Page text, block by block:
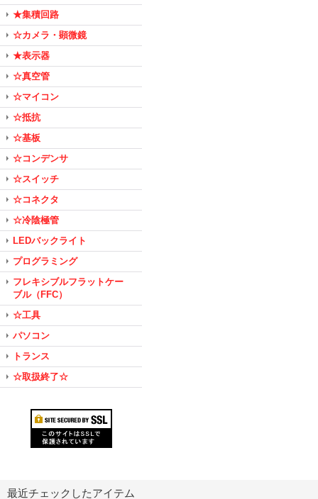
★集積回路
☆カメラ・顕微鏡
★表示器
☆真空管
☆マイコン
☆抵抗
☆基板
☆コンデンサ
☆スイッチ
☆コネクタ
☆冷陰極管
LEDバックライト
プログラミング
フレキシブルフラットケー
ブル（FFC）
☆工具
パソコン
トランス
☆取扱終了☆
最近チェックしたアイテム